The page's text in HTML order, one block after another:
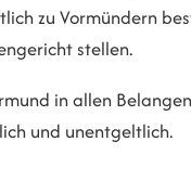
zu Vormündern
stellen.
in allen
und unentgeltlich.